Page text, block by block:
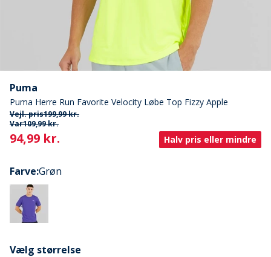
Puma
Puma Herre Run Favorite Velocity Løbe Top Fizzy Apple
Vejl. pris199,99 kr.
Var109,99 kr.
Current
94,99 kr. Halv pris eller mindre
Farve:Grøn
Vælg størrelse